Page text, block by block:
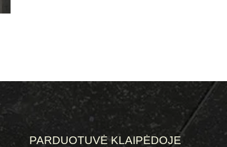
PARDUOTUVĖ KLAIPĖDOJE